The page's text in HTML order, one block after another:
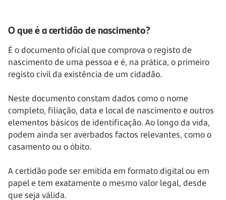
O que é a certidão de nascimento?
É o documento oficial que comprova o registo de
nascimento de uma pessoa e é, na prática, o primeiro
registo civil da existência de um cidadão.
Neste documento constam dados como o nome
completo, filiação, data e local de nascimento e outros
elementos básicos de identificação. Ao longo da vida,
podem ainda ser averbados factos relevantes, como o
casamento ou o óbito.
A certidão pode ser emitida em formato digital ou em
papel e tem exatamente o mesmo valor legal, desde
que seja válida.